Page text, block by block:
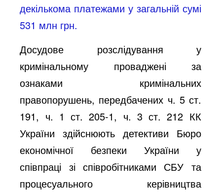
декількома платежами у загальній сумі
531 млн грн.
Досудове розслідування у
кримінальному проваджені за
ознаками кримінальних
правопорушень, передбачених ч. 5 ст.
191, ч. 1 ст. 205-1, ч. 3 ст. 212 КК
України здійснюють детективи Бюро
економічної безпеки України у
співпраці зі співробітниками СБУ та
процесуального керівництва